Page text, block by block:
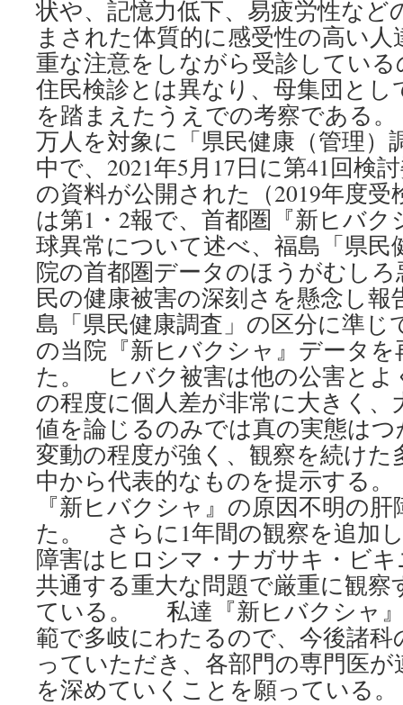
状や、記憶力低下、易疲労性など
まされた体質的に感受性の高い
重な注意をしながら受診してい
住民検診とは異なり、母集団と
を踏まえたうえでの考察である
万人を対象に「県民健康（管理）
中で、2021年5月17日に第41回検
の資料が公開された（2019年度受
は第1・2報で、首都圏『新ヒバ
球異常について述べ、福島「県民
院の首都圏データのほうがむし
民の健康被害の深刻さを懸念し
島「県民健康調査」の区分に準じ
の当院『新ヒバクシャ』データを
た。 ヒバク被害は他の公害とよ
の程度に個人差が非常に大きく、
値を論じるのみでは真の実態は
変動の程度が強く、観察を続けた
中から代表的なものを提示する
『新ヒバクシャ』の原因不明の
た。 さらに1年間の観察を追加
障害はヒロシマ・ナガサキ・ビ
共通する重大な問題で厳重に観察
ている。 私達『新ヒバクシャ
範で多岐にわたるので、今後諸
っていただき、各部門の専門医
を深めていくことを願っている。